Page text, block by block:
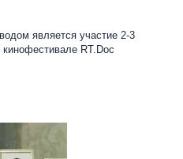
является участие 2-3
RT.Doc